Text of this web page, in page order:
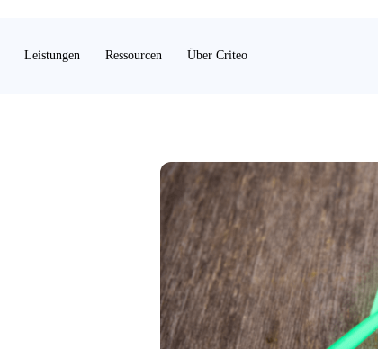
Leistungen Ressourcen Über Criteo